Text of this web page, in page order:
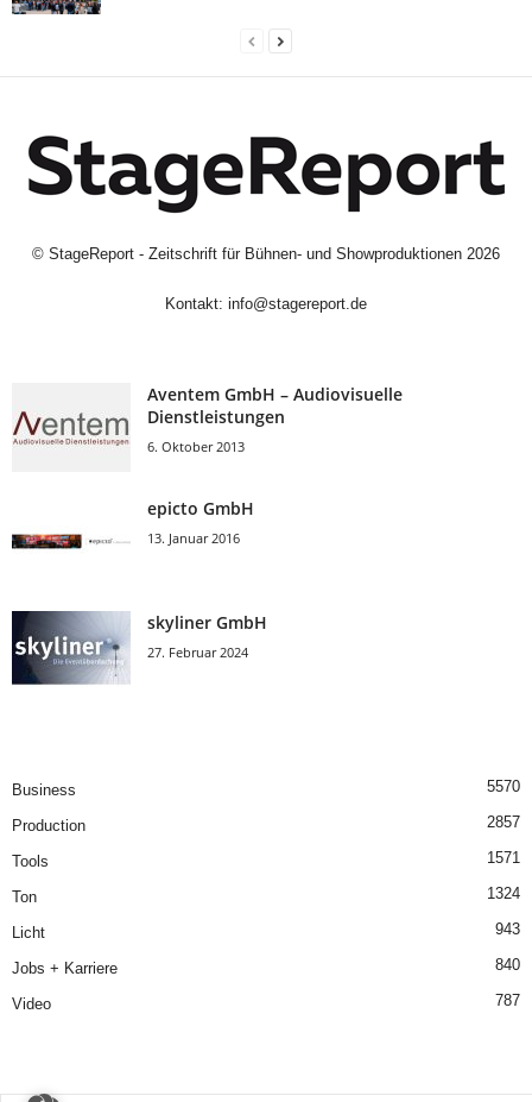
© StageReport - Zeitschrift für Bühnen- und Showproduktionen 2026
Kontakt: info@stagereport.de
Aventem GmbH – Audiovisuelle
Dienstleistungen
6. Oktober 2013
epicto GmbH
13. Januar 2016
skyliner GmbH
27. Februar 2024
Business 5570
Production 2857
Tools 1571
Ton 1324
Licht 943
Jobs + Karriere 840
Video 787